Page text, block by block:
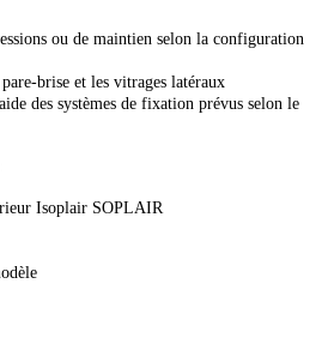
ou de maintien selon la configuration
brise et les vitrages latéraux
des systèmes de fixation prévus selon le
Isoplair SOPLAIR